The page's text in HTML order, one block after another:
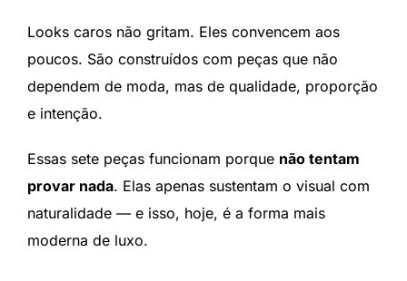
Looks caros não gritam. Eles convencem aos
poucos. São construídos com peças que não
dependem de moda, mas de qualidade, proporção
e intenção.
Essas sete peças funcionam porque não tentam
provar nada. Elas apenas sustentam o visual com
naturalidade — e isso, hoje, é a forma mais
moderna de luxo.